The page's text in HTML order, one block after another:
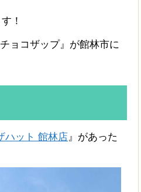
！
ョコザップ』が館林市に
ハット 館林店』があった